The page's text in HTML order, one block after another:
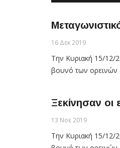
16 Δεκ 2019
Την Κυριακή 15/12/
βουνό των ορεινών
Ξεκίνησαν
13 Νοε 2019
Την Κυριακή 15/12/